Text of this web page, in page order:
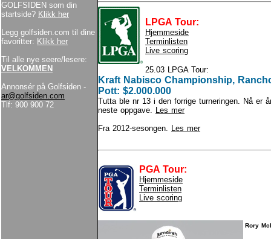
GOLFSIDEN som din
startside? Klikk her
Legg golfsiden.com til dine
favoritter: Klikk her
Til alle nye seere/lesere:
VELKOMMEN
Annonsér på Golfsiden -
ar@golfsiden.com
Tlf: 900 900 72
LPGA Tour:
Hjemmeside
Terminlisten
Live scoring
25.03 LPGA Tour:
Kraft Nabisco Championship,
Pott: $2.000.000
Tutta ble nr 13 i den forrige turneringen. Nå er
neste oppgave. Les mer
Fra 2012-sesongen. Les mer
PGA Tour:
Hjemmeside
Terminlisten
Live scoring
Rory